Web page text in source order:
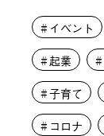
イベント
起業
子育て
コロナ